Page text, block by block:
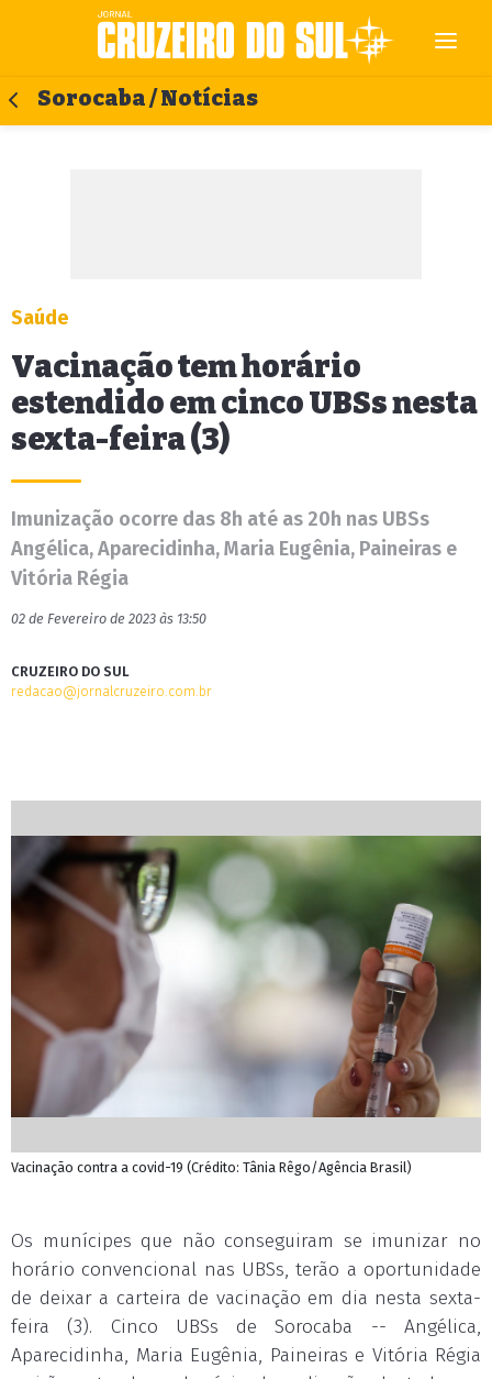
Sorocaba / Notícias
Saúde
Vacinação tem horário
estendido em cinco UBSs nesta
sexta-feira (3)
Imunização ocorre das 8h até as 20h nas UBSs
Angélica, Aparecidinha, Maria Eugênia, Paineiras e
Vitória Régia
02 de Fevereiro de 2023 às 13:50
CRUZEIRO DO SUL
redacao@jornalcruzeiro.com.br
Vacinação contra a covid-19 (Crédito: Tânia Rêgo/Agência Brasil)
Os munícipes que não conseguiram se imunizar no
horário convencional nas UBSs, terão a oportunidade
de deixar a carteira de vacinação em dia nesta sexta-
feira (3). Cinco UBSs de Sorocaba -- Angélica,
Aparecidinha, Maria Eugênia, Paineiras e Vitória Régia